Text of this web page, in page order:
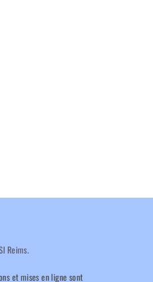
Reims.
et mises en ligne sont